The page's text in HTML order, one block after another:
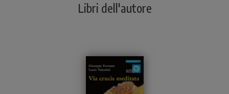
Libri dell'autore